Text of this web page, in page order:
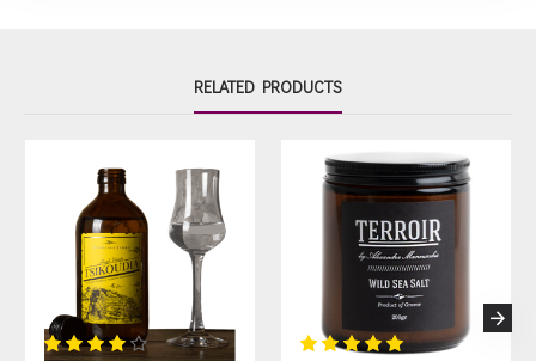
RELATED PRODUCTS